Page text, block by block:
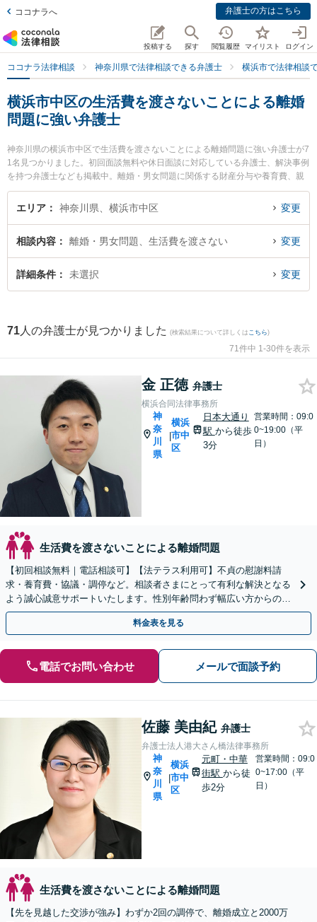
ココナラへ 弁護士の方はこちら
投稿する 探す 閲覧履歴 マイリスト ログイン
ココナラ法律相談 神奈川県で法律相談できる弁護士 横浜市で法律相談
横浜市中区の生活費を渡さないことによる離婚
問題に強い弁護士
神奈川県の横浜市中区で生活費を渡さないことによる離婚問題に強い弁護士が7
1名見つかりました。初回面談無料や休日面談に対応している弁護士、解決事例
を持つ弁護士なども掲載中。離婚・男女問題に関係する財産分与や養育費、親
権等の細かな分野での絞り込み検索もでき便利です。特に横浜合同法律事務所
の金 正徳弁護士や弁護士法人港大さん橋法律事務所の佐藤 美由紀弁護士、桜み
ことによる離婚問題のトラブルを今すぐに弁護士に相談したい』『生活費を渡
さないことによる離婚問題のトラブル解決の実績豊富な近くの弁護士を検索し
たい』『初回相談無料で生活費を渡さないことによる離婚問題を法律相談でき
エリア 神奈川県、横浜市中区 変更
相談内容 離婚・男女問題、生活費を渡さない 変更
詳細条件 未選択 変更
71 人の弁護士が見つかりました (検索結果について詳しくは こちら)
71件中 1-30件を表示
金 正徳 弁護士
横浜合同法律事務所
神
奈
川
県
|
横浜
市中
区
日本大通り
駅 から徒歩
3分
営業時間：09:0
0~19:00（平
日）
生活費を渡さないことによる離婚問題
【初回相談無料｜電話相談可】【法テラス利用可】不貞の慰謝料請
求・養育費・協議・調停など。相談者さまにとって有利な解決となる
よう誠心誠意サポートいたします。性別年齢問わず幅広い方からのご
相談に対応【完全個室｜子連れ相談可】【日本大通り駅3分】
料金表を見る
電話でお問い合わせ メールで面談予約
佐藤 美由紀 弁護士
弁護士法人港大さん橋法律事務所
神
奈
川
県
|
横浜
市中
区
元町・中華
街駅 から徒
歩2分
営業時間：09:0
0~17:00（平
日）
生活費を渡さないことによる離婚問題
【先を見越した交渉が強み】わずか2回の調停で、離婚成立と2000万